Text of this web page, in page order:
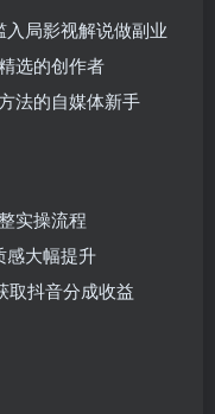
局影视解说做副业
选的创作者
法的自媒体新手
实操流程
感大幅提升
抖音分成收益